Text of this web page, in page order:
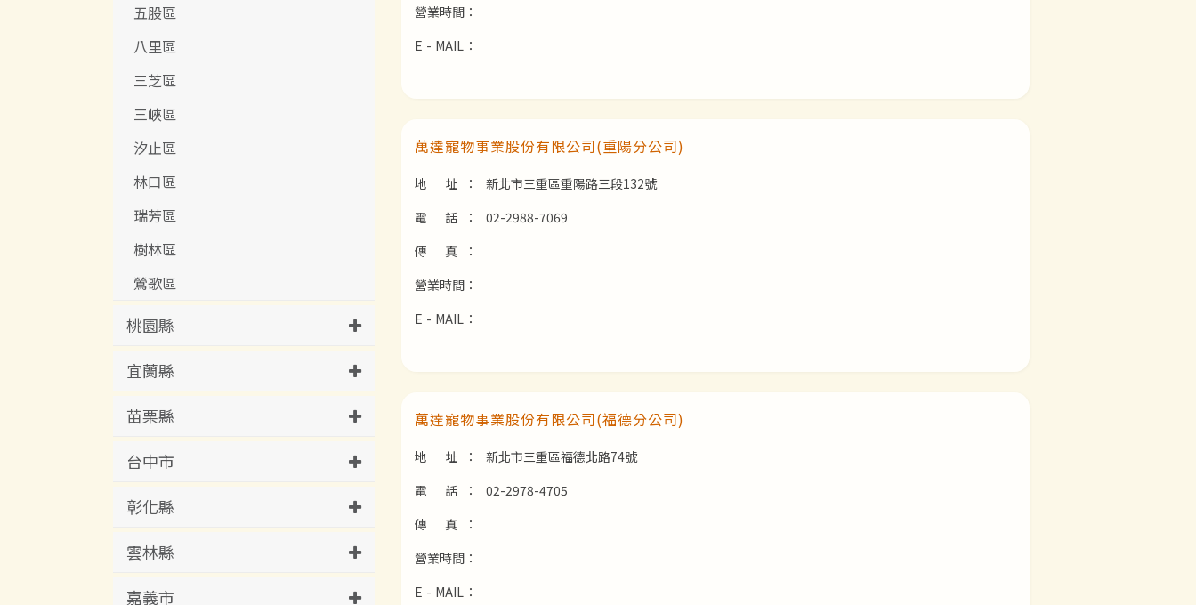
五股區
八里區
三芝區
三峽區
汐止區
林口區
瑞芳區
樹林區
鶯歌區
桃園縣
宜蘭縣
苗栗縣
台中市
彰化縣
雲林縣
嘉義市
營業時間：
E - MAIL：
萬達寵物事業股份有限公司(重陽分公司)
地 址：
新北市三重區重陽路三段132號
電 話：
02-2988-7069
傳 真：
營業時間：
E - MAIL：
萬達寵物事業股份有限公司(福德分公司)
地 址：
新北市三重區福德北路74號
電 話：
02-2978-4705
傳 真：
營業時間：
E - MAIL：